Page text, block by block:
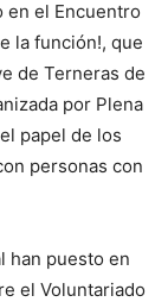
en el Encuentro
la función!, que
de Terneras de
por Plena
papel de los
personas con
han puesto en
el Voluntariado